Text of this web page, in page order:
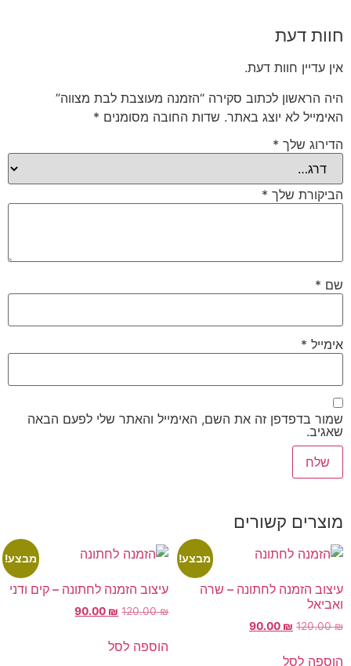
חוות דעת
אין עדיין חוות דעת.
היה הראשון לכתוב סקירה “הזמנה מעוצבת לבת מצווה”
האימייל לא יוצג באתר. שדות החובה מסומנים *
הדירוג שלך *
הביקורת שלך *
שם *
אימייל *
שמור בדפדפן זה את השם, האימייל והאתר שלי לפעם הבאה
שאגיב.
מוצרים קשורים
מבצע!
עיצוב הזמנה לחתונה – שרה
ואביאל
120.00₪
90.00 ₪
הוספה לסל
מבצע!
עיצוב הזמנה לחתונה – קים ודני
120.00₪
90.00 ₪
הוספה לסל